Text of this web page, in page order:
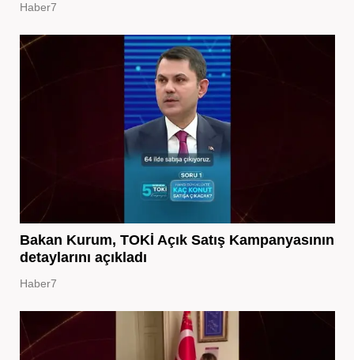
Haber7
Bakan Kurum, TOKİ Açık Satış Kampanyasının
detaylarını açıkladı
Haber7